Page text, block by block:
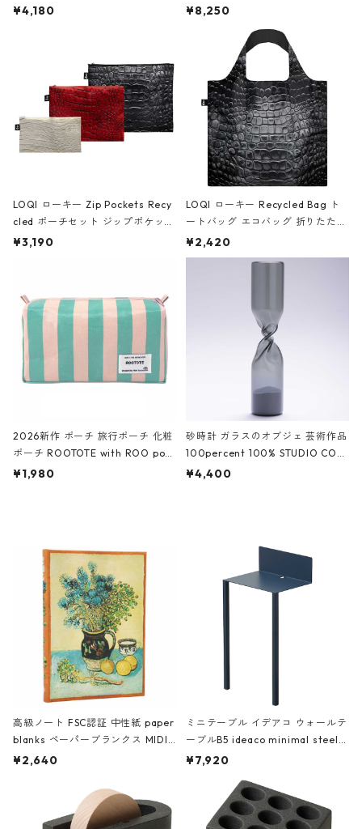
ミエ-B ショルダーバッグ グロスピ
¥4,180
ボストンバッグ ショルダーバッグ
Black ジャン=ミッシェル・バスキ
ア/クラウン ブラック
¥8,250
LOQI ローキー Zip Pockets Recy
cled ポーチセット ジップポケット
ファスナーポーチ 撥水加工 トラベ
ーガンディー、オフホワイト
¥3,190
LOQI ローキー Recycled Bag ト
ートバッグ エコバッグ 折りたたみ
大きめ 撥水加工 収納ポーチ CRO
CODILE/Black クロコダイル/ブラ
¥2,420
2026新作 ポーチ 旅行ポーチ 化粧
ポーチ ROOTOTE with ROO pou
ch 3532 ルートート WR.ポーチ.ラ
¥1,980
砂時計 ガラスのオブジェ 芸術作品
100percent 100% STUDIO COH
AKU Timeless 100パーセント ス
¥4,400
高級ノート FSC認証 中性紙 paper
blanks ペーパーブランクス MIDI
ハードカバー 罫線 ヴァン・ゴッホ
¥2,640
ミニテーブル イデアコ ウォールテ
ーブルB5 ideaco minimal steel f
urniture WALL Table B5 ネイビー
¥7,920